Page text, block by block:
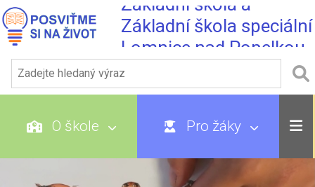
Základní škola a
Základní škola speciální
Lomnice nad Popelkou
O škole Pro žáky